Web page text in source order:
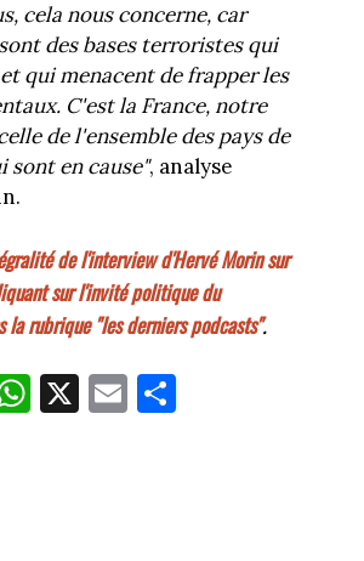
cela nous concerne, car
des bases terroristes qui
qui menacent de frapper les
C'est la France, notre
de l'ensemble des pays de
sont en cause", analyse
de l'interview d'Hervé Morin sur
sur l'invité politique du
rubrique "les derniers podcasts".
W
ha
X E
m
Pa